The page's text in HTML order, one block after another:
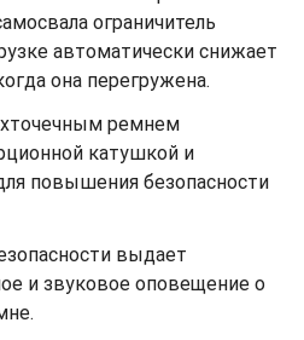
ограничитель
автоматически снижает
она перегружена.
ремнем
катушкой и
повышения безопасности
выдает
и звуковое оповещение о